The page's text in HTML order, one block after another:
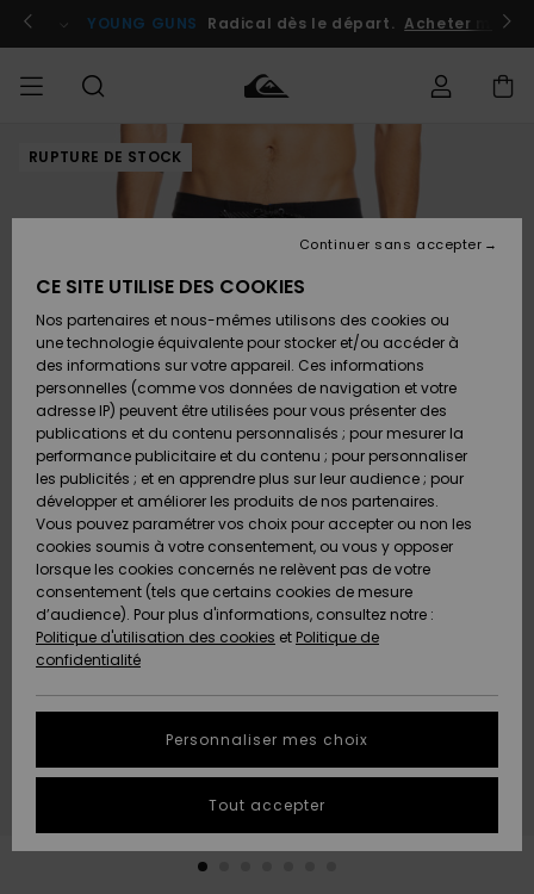
l'information
le
Se connecter / s'inscrire
YOUNG GUNS Radical dès le départ. Acheter
HOMME Vêtements
Chaussures
& Tongs
Surf
Snow
Nouveautés
A
Découvrir
Vêtements
Chaussures
& Tongs
Surf
Snow
Nouveautés
A
Découvrir
FEMME
Shop
A
Découvrir
Snow
SURF
Surf
Shop
Homme
Surf
Shop
Enfant
Highlights
Communauté
SNOW
Snow
Shop
Homme
Snow
Shop
Enfant
Snow
Shop
Femme
A
Découvrir
Communauté
OUTLET
Outlet
Homme
Enfant
Outlet
Femme
AIDE &
CONTACT
Accéder à
ma
commande
Retours
Paiement
Carte
Cadeau
Quiksilver
Freedom
Protection
des
tailles
conversation
MAGASINS
QUIKSILVER
RUPTURE DE STOCK
CE SITE UTILISE DES COOKIES
Nos partenaires et nous-mêmes utilisons des cookies ou
une technologie équivalente pour stocker et/ou accéder à
des informations sur votre appareil. Ces informations
personnelles (comme vos données de navigation et votre
adresse IP) peuvent être utilisées pour vous présenter des
publications et du contenu personnalisés ; pour mesurer la
performance publicitaire et du contenu ; pour personnaliser
les publicités ; et en apprendre plus sur leur audience ; pour
développer et améliorer les produits de nos partenaires.
Vous pouvez paramétrer vos choix pour accepter ou non les
cookies soumis à votre consentement, ou vous y opposer
lorsque les cookies concernés ne relèvent pas de votre
consentement (tels que certains cookies de mesure
d’audience). Pour plus d'informations, consultez notre :
Politique d'utilisation des cookies et Politique de
confidentialité
Personnaliser mes choix
Continuer sans accepter
Tout accepter